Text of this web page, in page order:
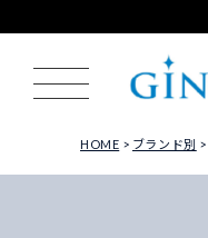
HOME ブランド別